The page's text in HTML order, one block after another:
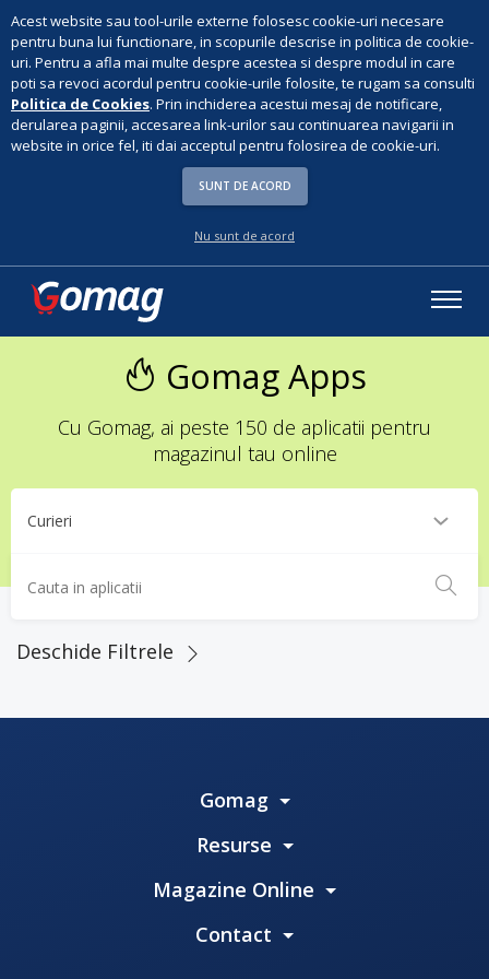
Acest website sau tool-urile externe folosesc cookie-uri necesare
pentru buna lui functionare, in scopurile descrise in politica de cookie-
uri. Pentru a afla mai multe despre acestea si despre modul in care
poti sa revoci acordul pentru cookie-urile folosite, te rugam sa consulti
Politica de Cookies. Prin inchiderea acestui mesaj de notificare,
derularea paginii, accesarea link-urilor sau continuarea navigarii in
website in orice fel, iti dai acceptul pentru folosirea de cookie-uri.
SUNT DE ACORD
Nu sunt de acord
Gomag Apps
Cu Gomag, ai peste 150 de aplicatii pentru
magazinul tau online
Deschide Filtrele
Gomag
Resurse
Magazine Online
Contact